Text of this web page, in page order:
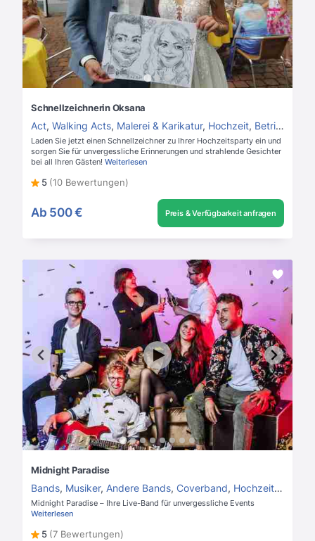
Schnellzeichnerin Oksana
Act, Walking Acts, Malerei & Karikatur, Hochzeit, Betriebsfeier
Laden Sie jetzt einen Schnellzeichner zu Ihrer Hochzeitsparty ein und
sorgen Sie für unvergessliche Erinnerungen und strahlende Gesichter
bei all Ihren Gästen! Weiterlesen
5 (10 Bewertungen)
Ab 500 € Preis & Verfügbarkeit anfragen
Midnight Paradise
Bands, Musiker, Andere Bands, Coverband, Hochzeit,
Midnight Paradise – Ihre Live-Band für unvergessliche Events
Weiterlesen
5 (7 Bewertungen)